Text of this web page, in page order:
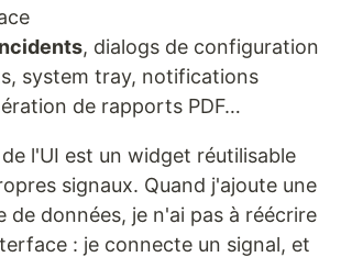
, dialogs de configuration
system tray, notifications
de rapports PDF…
l'UI est un widget réutilisable
signaux. Quand j'ajoute une
de données, je n'ai pas à réécrire
: je connecte un signal, et